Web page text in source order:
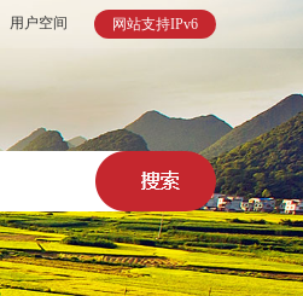
网站支持IPv6
用户空间